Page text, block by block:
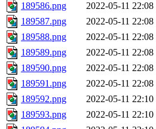
189586.png
2022-05-11 22:08
189587.png
2022-05-11 22:08
189588.png
2022-05-11 22:08
189589.png
2022-05-11 22:08
189590.png
2022-05-11 22:08
189591.png
2022-05-11 22:08
189592.png
2022-05-11 22:10
189593.png
2022-05-11 22:10